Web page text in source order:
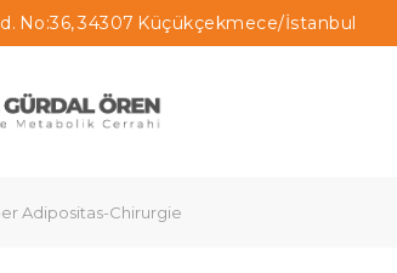
No:36, 34307 Küçükçekmece/İstanbul
Adipositas-Chirurgie